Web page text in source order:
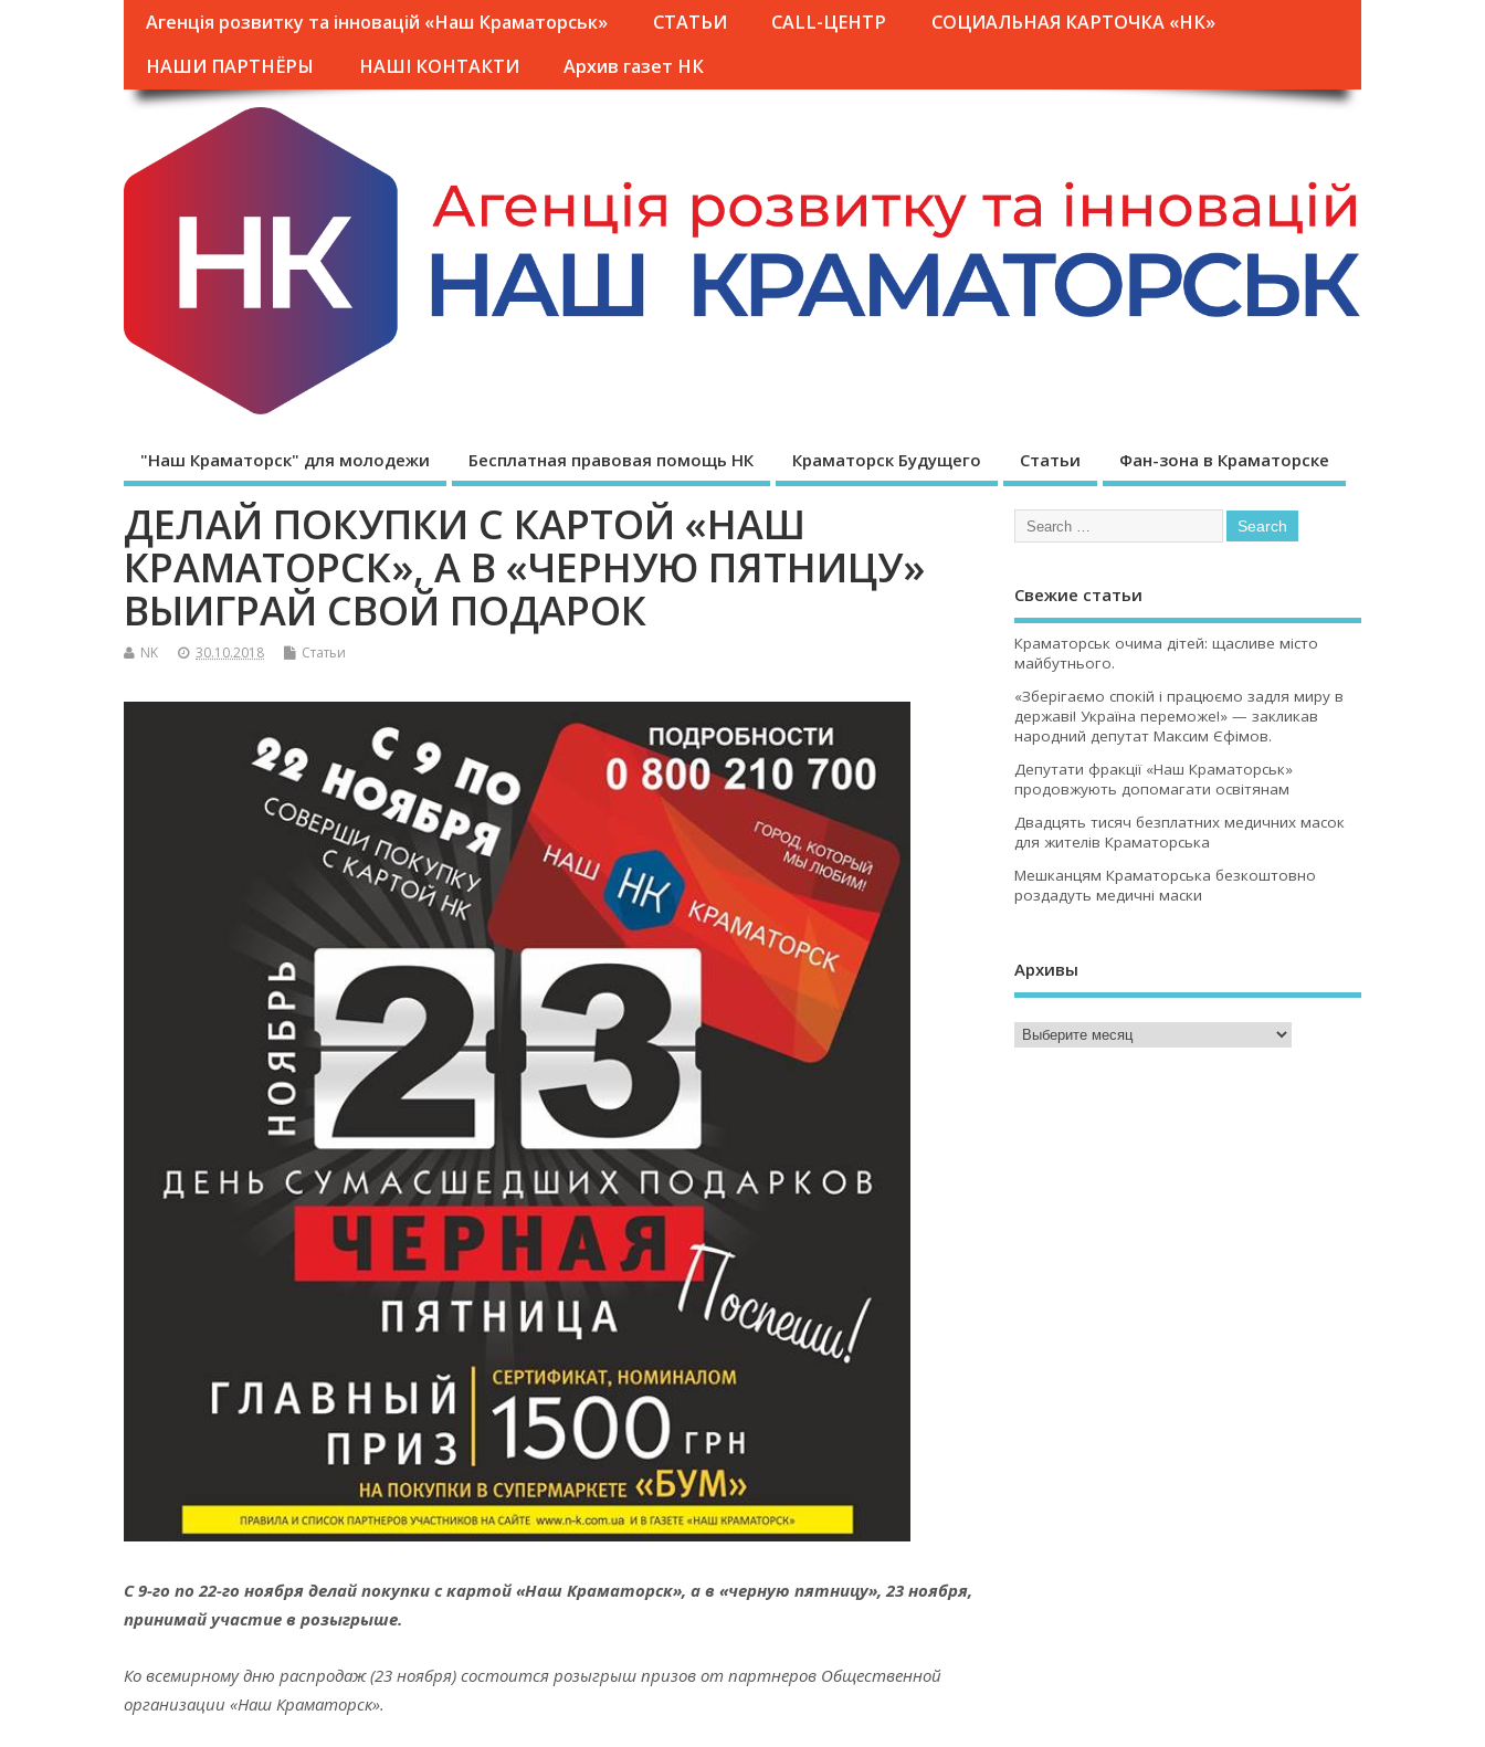
Агенція розвитку та інновацій «Наш Краматорськ» СТАТЬИ CALL-ЦЕНТР
СОЦИАЛЬНАЯ КАРТОЧКА «НК»
НАШИ ПАРТНЁРЫ
НАШІ КОНТАКТИ Архив газет НК
"Наш Краматорск" для молодежи Бесплатная правовая помощь НК Краматорск Будущего Статьи Фан-зона в Краматорске
ДЕЛАЙ ПОКУПКИ С КАРТОЙ «НАШ
КРАМАТОРСК», А В «ЧЕРНУЮ ПЯТНИЦУ»
ВЫИГРАЙ СВОЙ ПОДАРОК
NK 30.10.2018 Статьи
С 9-го по 22-го ноября делай покупки с картой «Наш Краматорск», а в «черную пятницу», 23 ноября,
принимай участие в розыгрыше.
Ко всемирному дню распродаж (23 ноября) состоится розыгрыш призов от партнеров Общественной
организации «Наш Краматорск».
Свежие статьи
Краматорськ очима дітей: щасливе місто
майбутнього.
«Зберігаємо спокій і працюємо задля миру в
державі! Україна переможе!» — закликав
народний депутат Максим Єфімов.
Депутати фракції «Наш Краматорськ»
продовжують допомагати освітянам
Двадцять тисяч безплатних медичних масок
для жителів Краматорська
Мешканцям Краматорська безкоштовно
роздадуть медичні маски
Архивы